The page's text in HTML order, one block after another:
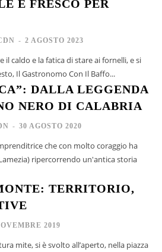
E FRESCO PER
- 2 AGOSTO 2023
il caldo e la fatica di stare ai fornelli, e si
leggeri e sfiziosi. Per questo, Il Gastronomo Con Il Baffo...
DALLA LEGGENDA
NERO DI CALABRIA
- 30 AGOSTO 2020
che con molto coraggio ha
ripercorrendo un'antica storia
TERRITORIO,
2019
mite, si è svolto all’aperto, nella piazza